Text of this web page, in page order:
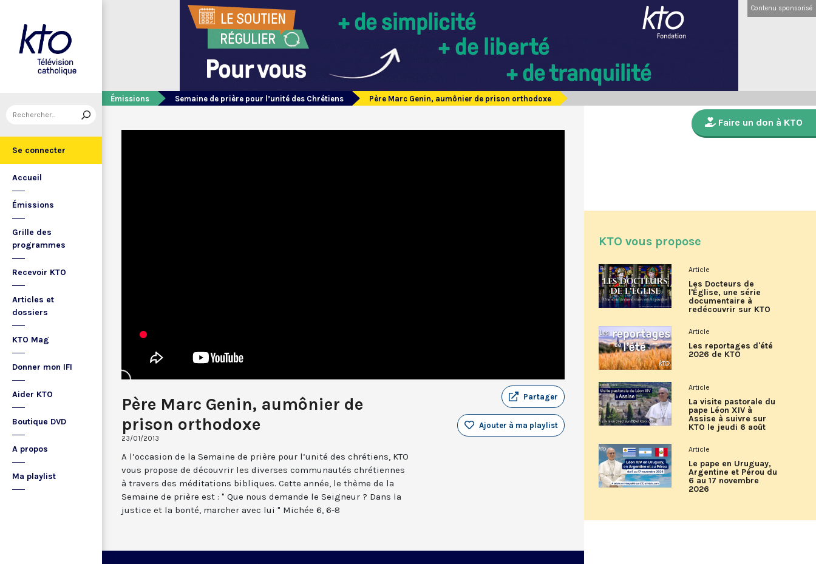
Se connecter
Accueil
Émissions
Grille des
programmes
Recevoir KTO
Articles et
dossiers
KTO Mag
Donner mon IFI
Aider KTO
Boutique DVD
A propos
Ma playlist
Contenu sponsorisé
Émissions Semaine de prière pour l’unité des Chrétiens Père Marc Genin, aumônier de prison orthodoxe
Père Marc Genin, aumônier de
prison orthodoxe
23/01/2013
Partager
Ajouter à ma playlist
A l’occasion de la Semaine de prière pour l’unité des chrétiens, KTO
vous propose de découvrir les diverses communautés chrétiennes
à travers des méditations bibliques. Cette année, le thème de la
Semaine de prière est : " Que nous demande le Seigneur ? Dans la
justice et la bonté, marcher avec lui " Michée 6, 6-8
Faire un don à KTO
KTO vous propose
Article
Les Docteurs de
l'Église, une série
documentaire à
redécouvrir sur KTO
Article
Les reportages d'été
2026 de KTO
Article
La visite pastorale du
pape Léon XIV à
Assise à suivre sur
KTO le jeudi 6 août
Article
Le pape en Uruguay,
Argentine et Pérou du
6 au 17 novembre
2026